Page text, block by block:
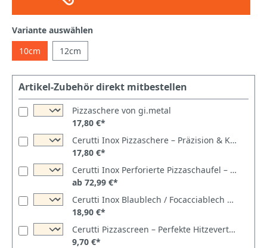
Variante auswählen
10cm
12cm
Artikel-Zubehör direkt mitbestellen
Pizzaschere von gi.metal
17,80 €*
Cerutti Inox Pizzaschere – Präzision & Komfort in Ihrer Küche
17,80 €*
Cerutti Inox Perforierte Pizzaschaufel – Premium Backwerkzeug
ab 72,99 €*
Cerutti Inox Blaublech / Focacciablech – Tradition trifft Innovation
18,90 €*
Cerutti Pizzascreen – Perfekte Hitzeverteilung für einen knusprigen Pizzaboden
9,70 €*